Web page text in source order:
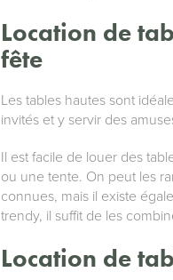
Location de
fête
Les tables hautes sont
invités et y servir des
Il est facile de louer des
ou une tente. On peut les
connues, mais il existe
trendy, il suffit de les
Location de